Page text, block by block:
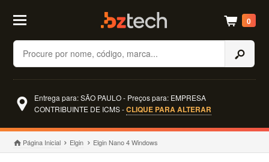
Buscar
0
Entrega para: SÃO PAULO - Preços para: EMPRESA
CONTRIBUINTE DE ICMS -CLIQUE PARA ALTERAR
Página Inicial Elgin Elgin Nano 4 Windows